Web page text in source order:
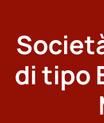
di tipo